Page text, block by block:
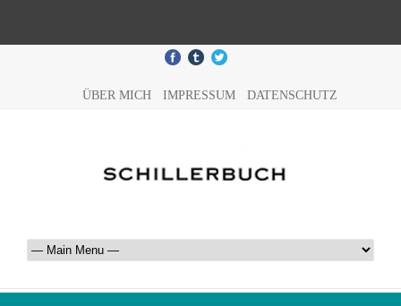
ÜBER MICH IMPRESSUM DATENSCHUTZ